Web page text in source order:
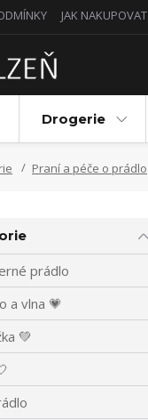
JAK NAKUPOVAT
Drogerie
Praní a péče o prádlo
prádlo
a vlna 💗
💚